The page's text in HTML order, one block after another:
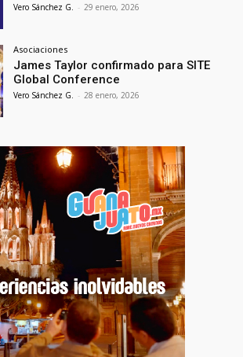
Vero Sánchez G. - 29 enero, 2026
Asociaciones
James Taylor confirmado para SITE
Global Conference
Vero Sánchez G. - 28 enero, 2026